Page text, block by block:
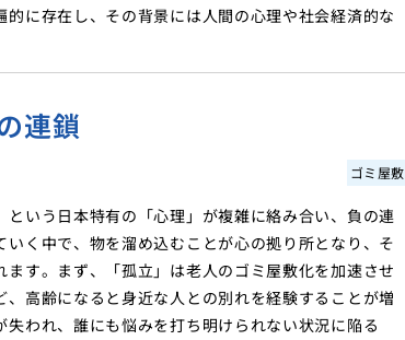
に存在し、その背景には人間の心理や社会経済的な
連鎖
ゴミ屋敷
いう日本特有の「心理」が複雑に絡み合い、負の連
く中で、物を溜め込むことが心の拠り所となり、そ
す。まず、「孤立」は老人のゴミ屋敷化を加速させ
高齢になると身近な人との別れを経験することが増
われ、誰にも悩みを打ち明けられない状況に陥る